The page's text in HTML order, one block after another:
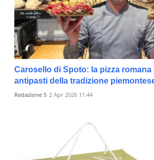
Carosello di Spoto: la pizza
antipasti della tradizione
Redazione 5 2 Apr 2026 11:44